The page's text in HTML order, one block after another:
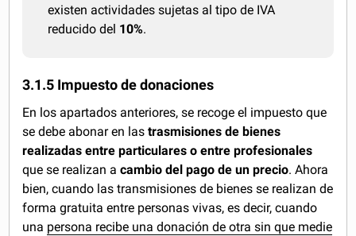
existen actividades sujetas al tipo de IVA
reducido del 10%.
3.1.5 Impuesto de donaciones
En los apartados anteriores, se recoge el impuesto que
se debe abonar en lastrasmisiones de bienes
realizadas entre particulares o entre profesionales
que se realizan acambio del pago de un precio. Ahora
bien, cuando las transmisiones de bienes se realizan de
forma gratuita entre personas vivas, es decir, cuando
una persona recibe una donación de otra sin que medie